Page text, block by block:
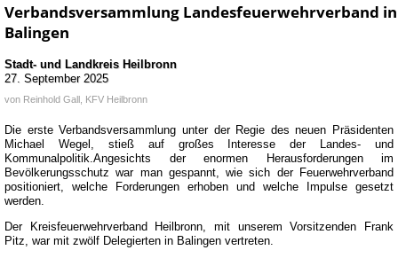
Verbandsversammlung Landesfeuerwehrverband in
Balingen
Stadt- und Landkreis Heilbronn
27. September 2025
von Reinhold Gall, KFV Heilbronn
Die erste Verbandsversammlung unter der Regie des neuen Präsidenten
Michael Wegel, stieß auf großes Interesse der Landes- und
Kommunalpolitik.Angesichts der enormen Herausforderungen im
Bevölkerungsschutz war man gespannt, wie sich der Feuerwehrverband
positioniert, welche Forderungen erhoben und welche Impulse gesetzt
werden.
Der Kreisfeuerwehrverband Heilbronn, mit unserem Vorsitzenden Frank
Pitz, war mit zwölf Delegierten in Balingen vertreten.